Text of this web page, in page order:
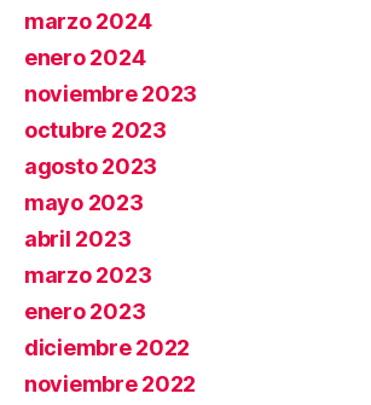
marzo 2024
enero 2024
noviembre 2023
octubre 2023
agosto 2023
mayo 2023
abril 2023
marzo 2023
enero 2023
diciembre 2022
noviembre 2022